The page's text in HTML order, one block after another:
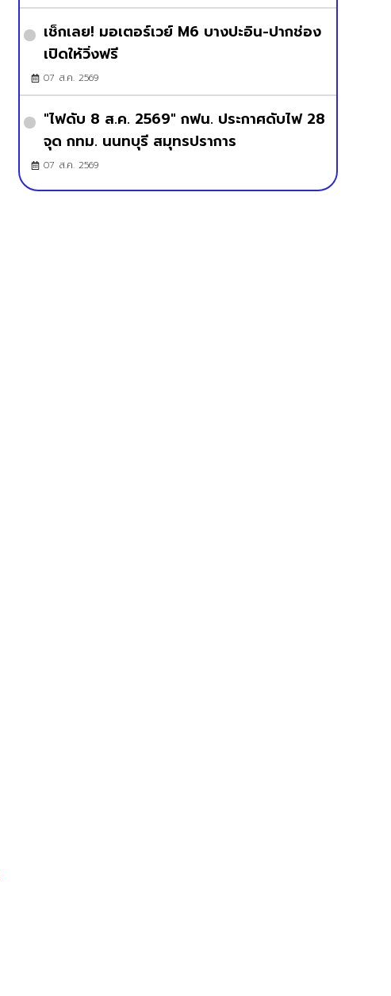
เช็กเลย! มอเตอร์เวย์ M6 บางปะอิน-ปากช่อง
เปิดให้วิ่งฟรี
07 ส.ค. 2569
"ไฟดับ 8 ส.ค. 2569" กฟน. ประกาศดับไฟ 28
จุด กทม. นนทบุรี สมุทรปราการ
07 ส.ค. 2569